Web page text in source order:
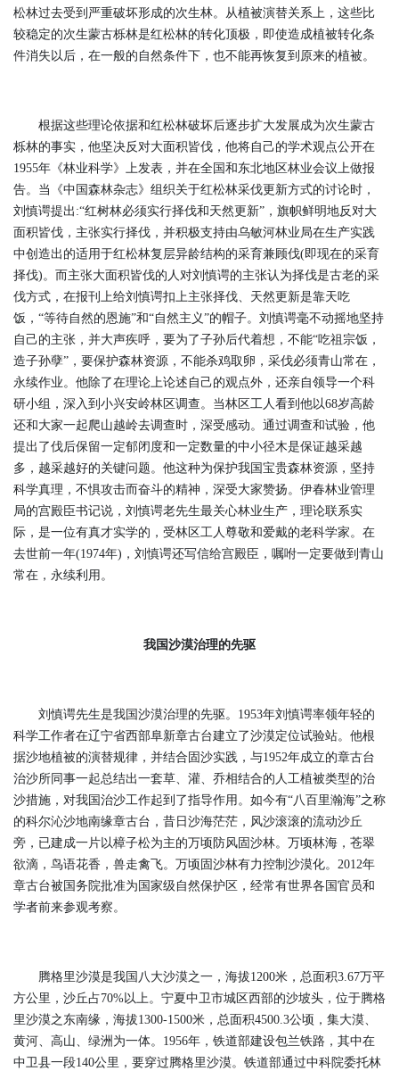
松林过去受到严重破坏形成的次生林。从植被演替关系上，这些比
较稳定的次生蒙古栎林是红松林的转化顶极，即使造成植被转化条
件消失以后，在一般的自然条件下，也不能再恢复到原来的植被。
根据这些理论依据和红松林破坏后逐步扩大发展成为次生蒙古
栎林的事实，他坚决反对大面积皆伐，他将自己的学术观点公开在
1955年《林业科学》上发表，并在全国和东北地区林业会议上做报
告。当《中国森林杂志》组织关于红松林采伐更新方式的讨论时，
刘慎谔提出:“红树林必须实行择伐和天然更新”，旗帜鲜明地反对大
面积皆伐，主张实行择伐，并积极支持由乌敏河林业局在生产实践
中创造出的适用于红松林复层异龄结构的采育兼顾伐(即现在的采育
择伐)。而主张大面积皆伐的人对刘慎谔的主张认为择伐是古老的采
伐方式，在报刊上给刘慎谔扣上主张择伐、天然更新是靠天吃
饭，“等待自然的恩施”和“自然主义”的帽子。刘慎谔毫不动摇地坚持
自己的主张，并大声疾呼，要为了子孙后代着想，不能“吃祖宗饭，
造子孙孽”，要保护森林资源，不能杀鸡取卵，采伐必须青山常在，
永续作业。他除了在理论上论述自己的观点外，还亲自领导一个科
研小组，深入到小兴安岭林区调查。当林区工人看到他以68岁高龄
还和大家一起爬山越岭去调查时，深受感动。通过调查和试验，他
提出了伐后保留一定郁闭度和一定数量的中小径木是保证越采越
多，越采越好的关键问题。他这种为保护我国宝贵森林资源，坚持
科学真理，不惧攻击而奋斗的精神，深受大家赞扬。伊春林业管理
局的宫殿臣书记说，刘慎谔老先生最关心林业生产，理论联系实
际，是一位有真才实学的，受林区工人尊敬和爱戴的老科学家。在
去世前一年(1974年)，刘慎谔还写信给宫殿臣，嘱咐一定要做到青山
常在，永续利用。
我国沙漠治理的先驱
刘慎谔先生是我国沙漠治理的先驱。1953年刘慎谔率领年轻的
科学工作者在辽宁省西部阜新章古台建立了沙漠定位试验站。他根
据沙地植被的演替规律，并结合固沙实践，与1952年成立的章古台
治沙所同事一起总结出一套草、灌、乔相结合的人工植被类型的治
沙措施，对我国治沙工作起到了指导作用。如今有“八百里瀚海”之称
的科尔沁沙地南缘章古台，昔日沙海茫茫，风沙滚滚的流动沙丘
旁，已建成一片以樟子松为主的万顷防风固沙林。万顷林海，苍翠
欲滴，鸟语花香，兽走禽飞。万顷固沙林有力控制沙漠化。2012年
章古台被国务院批准为国家级自然保护区，经常有世界各国官员和
学者前来参观考察。
腾格里沙漠是我国八大沙漠之一，海拔1200米，总面积3.67万平
方公里，沙丘占70%以上。宁夏中卫市城区西部的沙坡头，位于腾格
里沙漠之东南缘，海拔1300-1500米，总面积4500.3公顷，集大漠、
黄河、高山、绿洲为一体。1956年，铁道部建设包兰铁路，其中在
中卫县一段140公里，要穿过腾格里沙漠。铁道部通过中科院委托林